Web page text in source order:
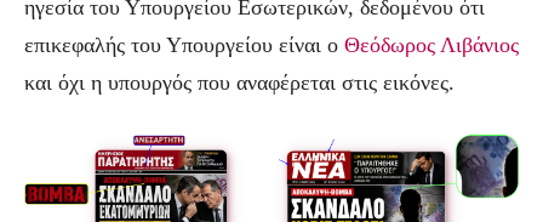
ηγεσία του Υπουργείου Εσωτερικών, δεδομένου ότι
επικεφαλής του Υπουργείου είναι ο Θεόδωρος Λιβάνιος
και όχι η υπουργός που αναφέρεται στις εικόνες.